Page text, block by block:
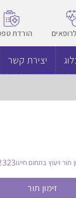
הורדת
יצירת קשר
תור ויעוץ בתחום חייגו
זימון תור